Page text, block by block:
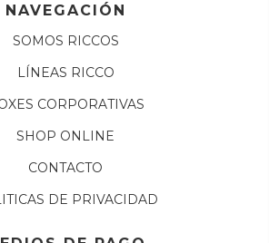
NAVEGACIÓN
SOMOS RICCOS
LÍNEAS RICCO
CORPORATIVAS
SHOP ONLINE
CONTACTO
DE PRIVACIDAD